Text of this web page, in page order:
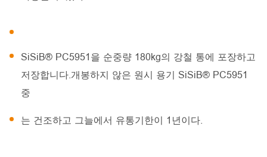
SiSiB® PC5951을 순중량 180kg의 강철 통에 포장하고
저장합니다.개봉하지 않은 원시 용기 SiSiB® PC5951
중
는 건조하고 그늘에서 유통기한이 1년이다.